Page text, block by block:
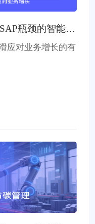
瓶颈的智能财
应对业务增长的有